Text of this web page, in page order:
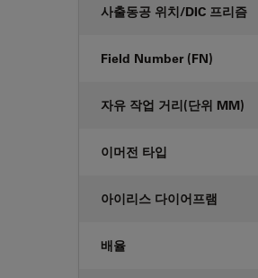
사출동공 위치/DIC 프리즘
Field Number (FN)
자유 작업 거리(단위 MM)
이머전 타입
아이리스 다이어프램
배율